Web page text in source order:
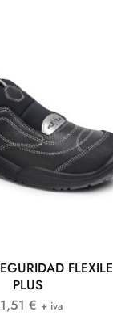
FLEXILE
PLUS
€ + iva